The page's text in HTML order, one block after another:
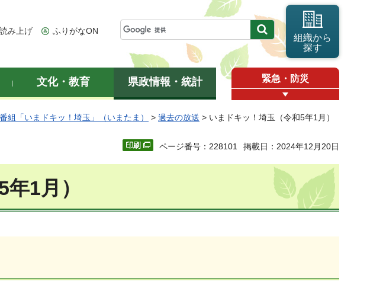
み上げ ふりがなON
組織から
探す
文化・教育 県政情報・統計 緊急・防災
組「いまドキッ！埼玉」（いまたま） > 過去の放送 > いまドキッ！埼玉（令和5年1月）
ページ番号：228101 掲載日：2024年12月20日
1月）